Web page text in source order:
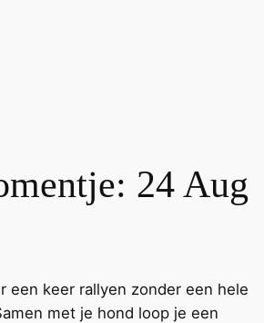
24 Aug
een keer rallyen zonder een hele
met je hond loop je een